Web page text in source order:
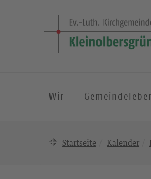
Wir
Startseite Kalender